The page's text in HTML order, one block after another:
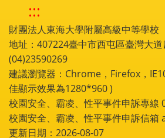
:::
財團法人東海大學附屬高級中等學校
地址：407224臺中市西屯區臺灣大道
(04)23590269
建議瀏覽器：Chrome，Firefox，
佳顯示效果為1280*960 )
校園安全、霸凌、性平事件申訴專線
校園安全、霸凌、性平事件申訴信
更新日期：2026-08-07